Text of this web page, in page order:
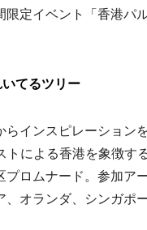
定イベント「香港パ
てるツリー
インスピレーション
による香港を象徴す
ロムナード。参加ア
オランダ、シンガポ